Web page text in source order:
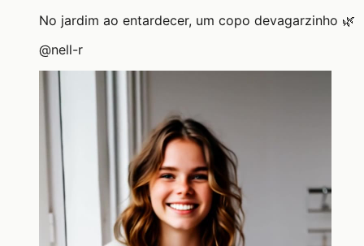
No jardim ao entardecer, um copo devagarzinho 🌿
@nell-r